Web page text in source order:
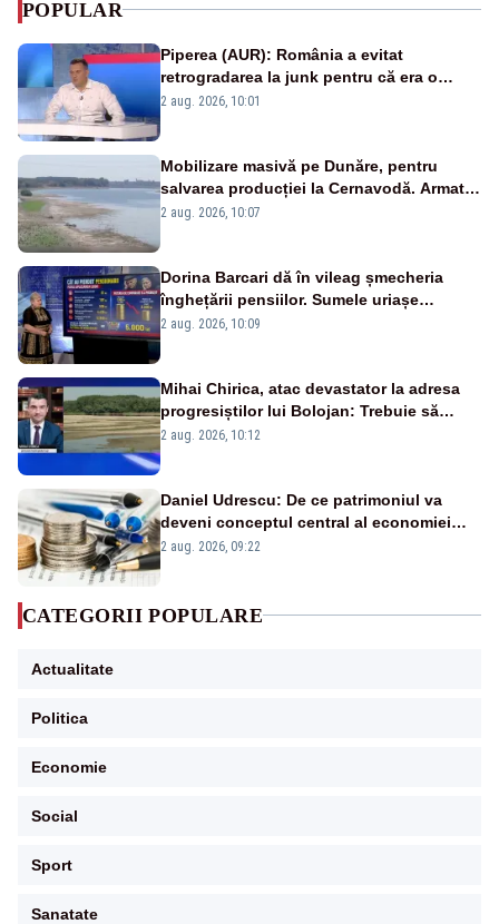
POPULAR
Piperea (AUR): România a evitat
retrogradarea la junk pentru că era o
catastrofă pentru bănci și fondurile de
2 aug. 2026, 10:01
Mobilizare masivă pe Dunăre, pentru
salvarea producției la Cernavodă. Armata
va detona o stâncă și va devia apa
2 aug. 2026, 10:07
Dorina Barcari dă în vileag șmecheria
înghețării pensiilor. Sumele uriașe
pierdute de fiecare român
2 aug. 2026, 10:09
Mihai Chirica, atac devastator la adresa
progresiștilor lui Bolojan: Trebuie să
protejăm și natura, dar nu șținem omaneii
2 aug. 2026, 10:12
Daniel Udrescu: De ce patrimoniul va
deveni conceptul central al economiei
viitoare?
2 aug. 2026, 09:22
CATEGORII POPULARE
Actualitate
Politica
Economie
Social
Sport
Sanatate